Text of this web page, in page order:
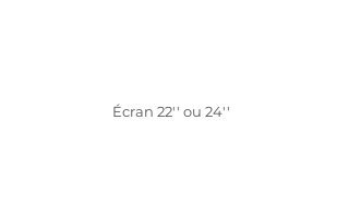
Écran 22'' ou 24''